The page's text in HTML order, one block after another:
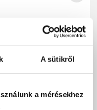
A sütikről
a mérésekhez